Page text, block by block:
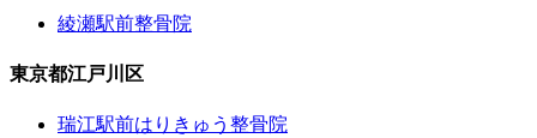
綾瀬駅前整骨院
東京都江戸川区
瑞江駅前はりきゅう整骨院